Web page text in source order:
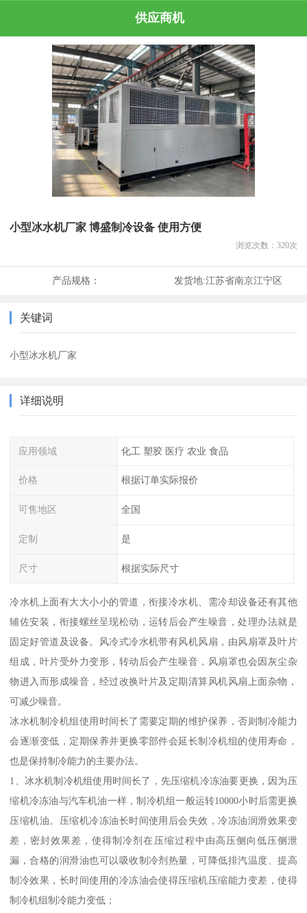
供应商机
小型冰水机厂家 博盛制冷设备 使用方便
浏览次数： 320次
产品规格： 发货地:江苏省南京江宁区
关键词
小型冰水机厂家
详细说明
应用领域 化工 塑胶 医疗 农业 食品
价格 根据订单实际报价
可售地区 全国
定制 是
尺寸 根据实际尺寸
冷水机上面有大大小小的管道，衔接冷水机、需冷却设备还有其他
辅佐安装，衔接螺丝呈现松动，运转后会产生噪音，处理办法就是
固定好管道及设备。风冷式冷水机带有风机风扇，由风扇罩及叶片
组成，叶片受外力变形，转动后会产生噪音，风扇罩也会因灰尘杂
物进入而形成噪音，经过改换叶片及定期清算风机风扇上面杂物，
可减少噪音。
冰水机制冷机组使用时间长了需要定期的维护保养，否则制冷能力
会逐渐变低，定期保养并更换零部件会延长制冷机组的使用寿命，
也是保持制冷能力的主要办法。
1、冰水机制冷机组使用时间长了，先压缩机冷冻油要更换，因为压
缩机冷冻油与汽车机油一样，制冷机组一般运转10000小时后需更换
压缩机油。压缩机冷冻油长时间使用后会失效，冷冻油润滑效果变
差，密封效果差，使得制冷剂在压缩过程中由高压侧向低压侧泄
漏，合格的润滑油也可以吸收制冷剂热量，可降低排汽温度、提高
制冷效果，长时间使用的冷冻油会使得压缩机压缩能力变差，使得
制冷机组制冷能力变低；